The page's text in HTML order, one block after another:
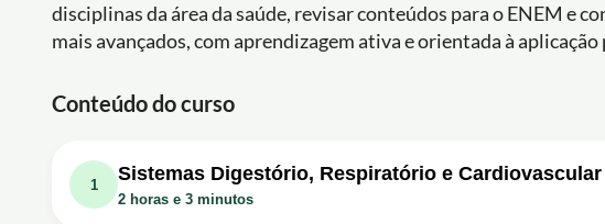
disciplinas da área da saúde, revisar conteúdos para o ENEM e
mais avançados, com aprendizagem ativa e orientada à aplicação
Conteúdo do curso
1
Sistemas Digestório, Respiratório e Cardiovascular
2 horas e 3 minutos